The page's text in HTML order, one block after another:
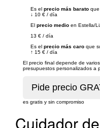
Es el precio más barato que
↓ 10 € / día
El precio medio en Estella/
13 € / día
Es el precio más caro que
↑ 15 € / día
El precio final depende de
presupuestos personalizados a
es gratis y sin compromiso
Cuidador